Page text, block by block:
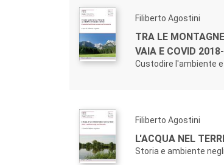
Filiberto Agostini
TRA LE
VAIA E COVID
Custodire l'ambiente
Filiberto Agostini
L'ACQUA NEL
Storia e ambiente